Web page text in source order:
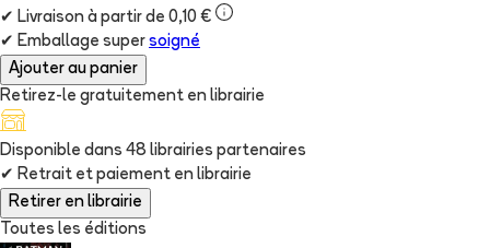
✔ Livraison à partir de 0,10 €
✔ Emballage super soigné
Ajouter au panier
Retirez-le gratuitement en librairie
Disponible dans 48 librairies partenaires
✔ Retrait et paiement en librairie
Retirer en librairie
Toutes les éditions